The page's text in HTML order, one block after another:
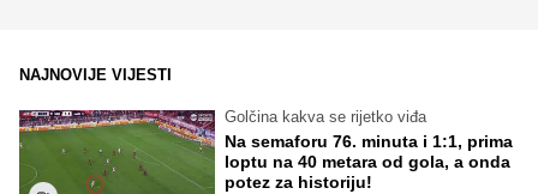
NAJNOVIJE VIJESTI
Golčina kakva se rijetko viđa
Na semaforu 76. minuta i 1:1, prima
loptu na 40 metara od gola, a onda
potez za historiju!